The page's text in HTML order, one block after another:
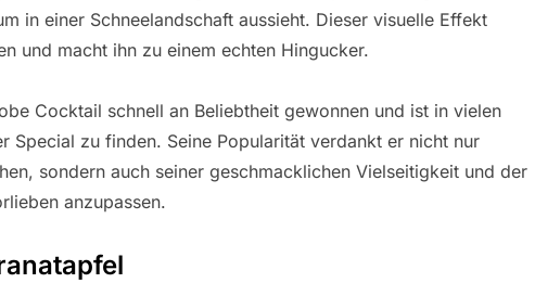
in einer Schneelandschaft aussieht. Dieser visuelle Effekt
und macht ihn zu einem echten Hingucker.
Cocktail schnell an Beliebtheit gewonnen und ist in vielen
Special zu finden. Seine Popularität verdankt er nicht nur
sondern auch seiner geschmacklichen Vielseitigkeit und der
anzupassen.